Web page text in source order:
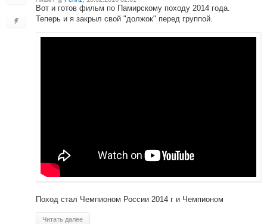
Вот и готов фильм по Памирскому походу 2014 года.
Теперь и я закрыл свой "должок" перед группой.
Поход стал Чемпионом России 2014 г и Чемпионом
Читать далее